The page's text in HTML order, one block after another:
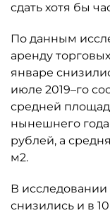
сдать хотя бы
По данным
аренду
январе
июле 2019–го
средней
нынешнего
рублей, а
м2.
В исследовании
снизились и в